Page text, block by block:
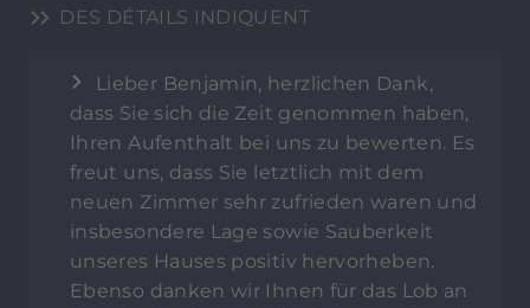
DES DÉTAILS INDIQUENT
Lieber Benjamin, herzlichen Dank,
dass Sie sich die Zeit genommen haben,
Ihren Aufenthalt bei uns zu bewerten. Es
freut uns, dass Sie letztlich mit dem
neuen Zimmer sehr zufrieden waren und
insbesondere Lage sowie Sauberkeit
unseres Hauses positiv hervorheben.
Ebenso danken wir Ihnen für das Lob an